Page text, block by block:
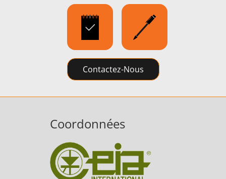
Contactez-Nous
Coordonnées